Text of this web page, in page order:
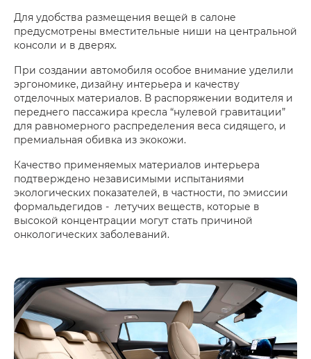
Для удобства размещения вещей в салоне
предусмотрены вместительные ниши на центральной
консоли и в дверях.
При создании автомобиля особое внимание уделили
эргономике, дизайну интерьера и качеству
отделочных материалов. В распоряжении водителя и
переднего пассажира кресла “нулевой гравитации”
для равномерного распределения веса сидящего, и
премиальная обивка из экокожи.
Качество применяемых материалов интерьера
подтверждено независимыми испытаниями
экологических показателей, в частности, по эмиссии
формальдегидов - летучих веществ, которые в
высокой концентрации могут стать причиной
онкологических заболеваний.